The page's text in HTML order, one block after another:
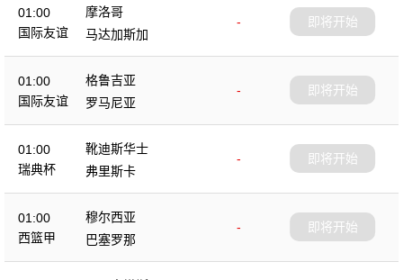
01:00
国际友谊
摩洛哥
-
马达加斯加
即将开始
01:00
国际友谊
格鲁吉亚
-
罗马尼亚
即将开始
01:00
瑞典杯
靴迪斯华士
-
弗里斯卡
即将开始
01:00
西篮甲
穆尔西亚
-
巴塞罗那
即将开始